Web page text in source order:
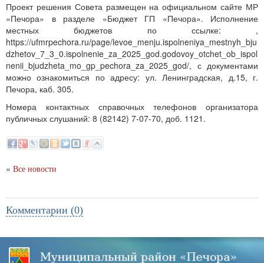
Проект решения Совета размещен на официальном сайте МР
«Печора» в разделе «Бюджет ГП «Печора». Исполнение
местных бюджетов по ссылке: ,
https://ufmrpechora.ru/page/levoe_menju.ispolneniya_mestnyh_bju
dzhetov_7_3_0.ispolnenie_za_2025_god.godovoy_otchet_ob_ispol
nenii_bjudzheta_mo_gp_pechora_za_2025_god/, с документами
можно ознакомиться по адресу: ул. Ленинградская, д.15, г.
Печора, каб. 305.
Номера контактных справочных телефонов организатора
публичных слушаний: 8 (82142) 7-07-70, доб. 1121.
« Все новости
Комментарии (0)